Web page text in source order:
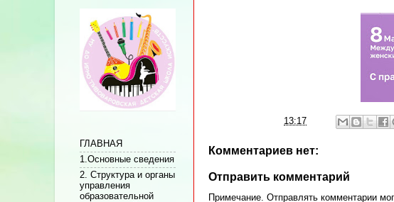
13:17
Комментариев нет:
Отправить комментарий
Примечание. Отправлять комментарии
ГЛАВНАЯ
1.Основные сведения
2. Структура и органы
управления
образовательной